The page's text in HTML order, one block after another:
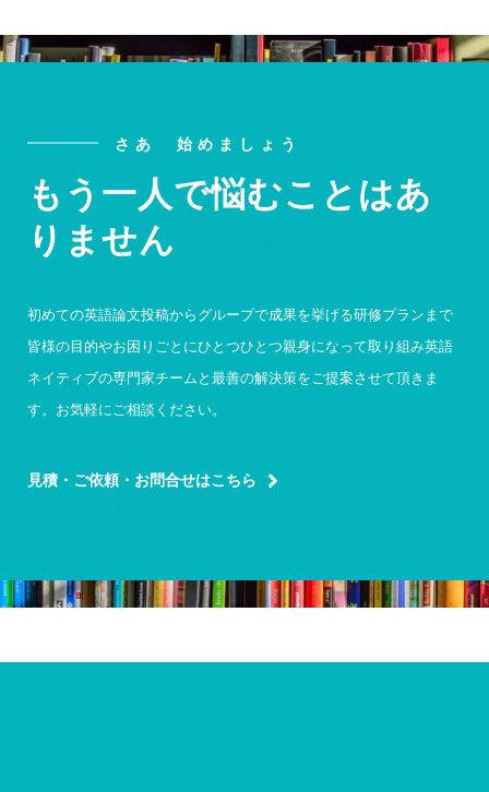
さあ 始めましょう
もう一人で悩むことはあ
りません
初めての英語論文投稿からグループで成果を挙げる研修プランまで
皆様の目的やお困りごとにひとつひとつ親身になって取り組み英語
ネイティブの専門家チームと最善の解決策をご提案させて頂きま
す。お気軽にご相談ください。
見積・ご依頼・お問合せはこちら